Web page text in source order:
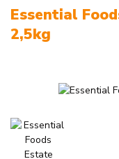
Essential
2,5kg